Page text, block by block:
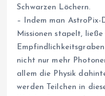
Schwarzen Löchern.
– Indem man
Missionen stapelt, ließe
nicht nur mehr
allem die Physik
werden Teilchen in